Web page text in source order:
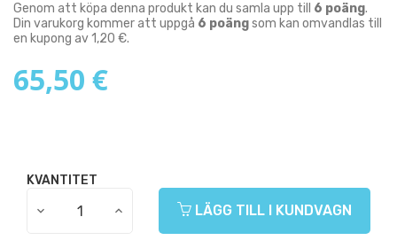
Genom att köpa denna produkt kan du samla upp till 6 poäng.
Din varukorg kommer att uppgå 6 poängsom kan omvandlas till
en kupong av1,20 €.
65,50 €
KVANTITET
LÄGG TILL I KUNDVAGN